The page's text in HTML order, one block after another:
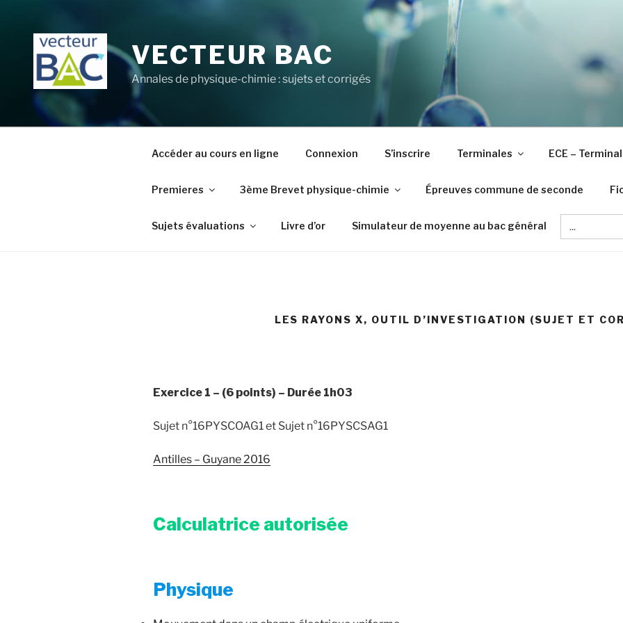
contenu
principal
VECTEUR BAC
Annales de physique-chimie : sujets et corrigés
Accéder au cours en ligne Connexion S’inscrire Terminales ECE –
Premieres 3ème Brevet physique-chimie Épreuves commune de seconde
Sujets évaluations Livre d’or Simulateur de moyenne au bac général
Search
for:
LES RAYONS X, OUTIL D’INVESTIGATION (SUJET ET
Exercice 1 – (6 points) – Durée 1h03
Sujet n°16PYSCOAG1 et Sujet n°16PYSCSAG1
Antilles – Guyane 2016
Calculatrice autorisée
Physique